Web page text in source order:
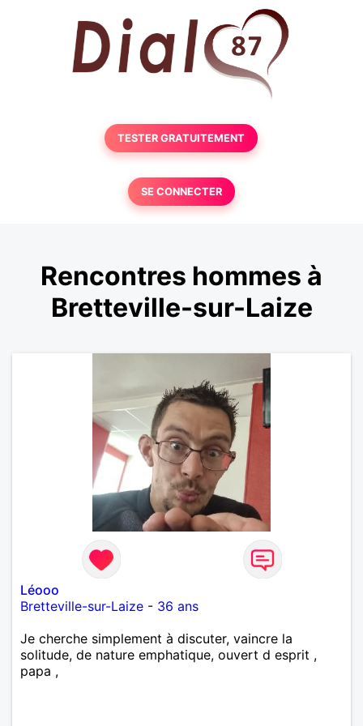
TESTER GRATUITEMENT
SE CONNECTER
Rencontres hommes à
Bretteville-sur-Laize
Léooo
Bretteville-sur-Laize - 36 ans
Je cherche simplement à discuter, vaincre la
solitude, de nature emphatique, ouvert d esprit ,
papa ,